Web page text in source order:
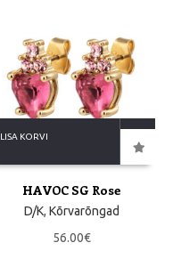
LISA KORVI
HAVOC SG Rose
D/K, Kõrvarõngad
56.00€